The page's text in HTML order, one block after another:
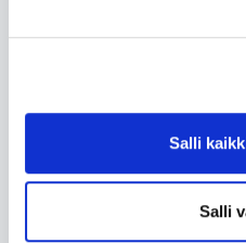
Salli
Salli
iässä. Käytä hyödyksesi